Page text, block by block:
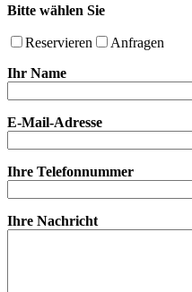
Bitte wählen Sie
Reservieren
Anfragen
Ihr Name
E-Mail-Adresse
Ihre Telefonnummer
Ihre Nachricht